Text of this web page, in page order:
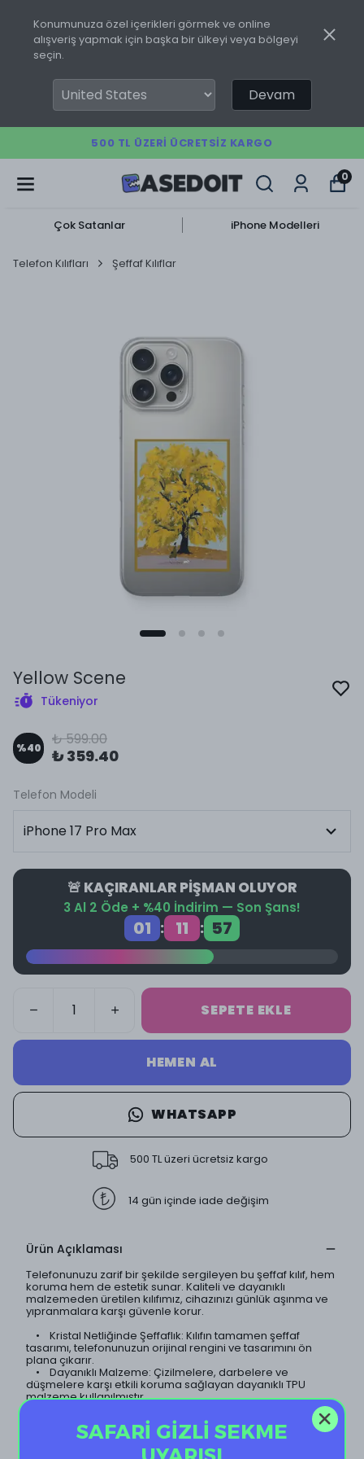
Konumunuza özel içerikleri görmek ve online
alışveriş yapmak için başka bir ülkeyi veya bölgeyi
seçin.
Devam
500 TL ÜZERI ÜCRETSIZ KARGO
0
Çok Satanlar iPhone Modelleri
Telefon Kılıfları Şeffaf Kılıflar
Yellow Scene
Tükeniyor
%40 ₺ 599.00
₺ 359.40
Telefon Modeli
🚨 KAÇIRANLAR PİŞMAN OLUYOR
3 Al 2 Öde + %40 İndirim — Son Şans!
01 : 11 : 57
SEPETE EKLE
HEMEN AL
WHATSAPP
500 TL üzeri ücretsiz kargo
14 gün içinde iade değişim
Ürün Açıklaması
Telefonunuzu zarif bir şekilde sergileyen bu şeffaf kılıf, hem
koruma hem de estetik sunar. Kaliteli ve dayanıklı
malzemeden üretilen kılıfımız, cihazınızı günlük aşınma ve
yıpranmalara karşı güvenle korur.
• Kristal Netliğinde Şeffaflık: Kılıfın tamamen şeffaf
tasarımı, telefonunuzun orijinal rengini ve tasarımını ön
plana çıkarır.
• Dayanıklı Malzeme: Çizilmelere, darbelere ve
düşmelere karşı etkili koruma sağlayan dayanıklı TPU
malzeme kullanılmıştır.
koruyan hafif tasarımı sayesinde, kılıf neredeyse
görünmezdir.
• Sararma Yapmaz: Özel kaplama teknolojisi sayesinde
SAFARİ GİZLİ SEKME